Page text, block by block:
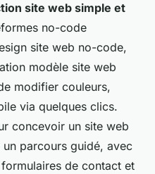
site web simple et
no-code
site web no-code,
modèle site web
modifier couleurs,
via quelques clics.
concevoir un site web
parcours guidé, avec
de contact et